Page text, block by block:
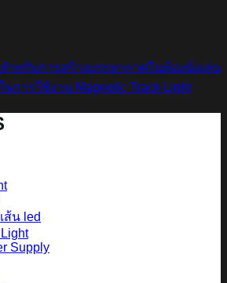
สำหรับการสร้างบรรยากาศในห้องนั่งเล่น
การใช้งาน Magnetic Track Light
ส้น led
Supply